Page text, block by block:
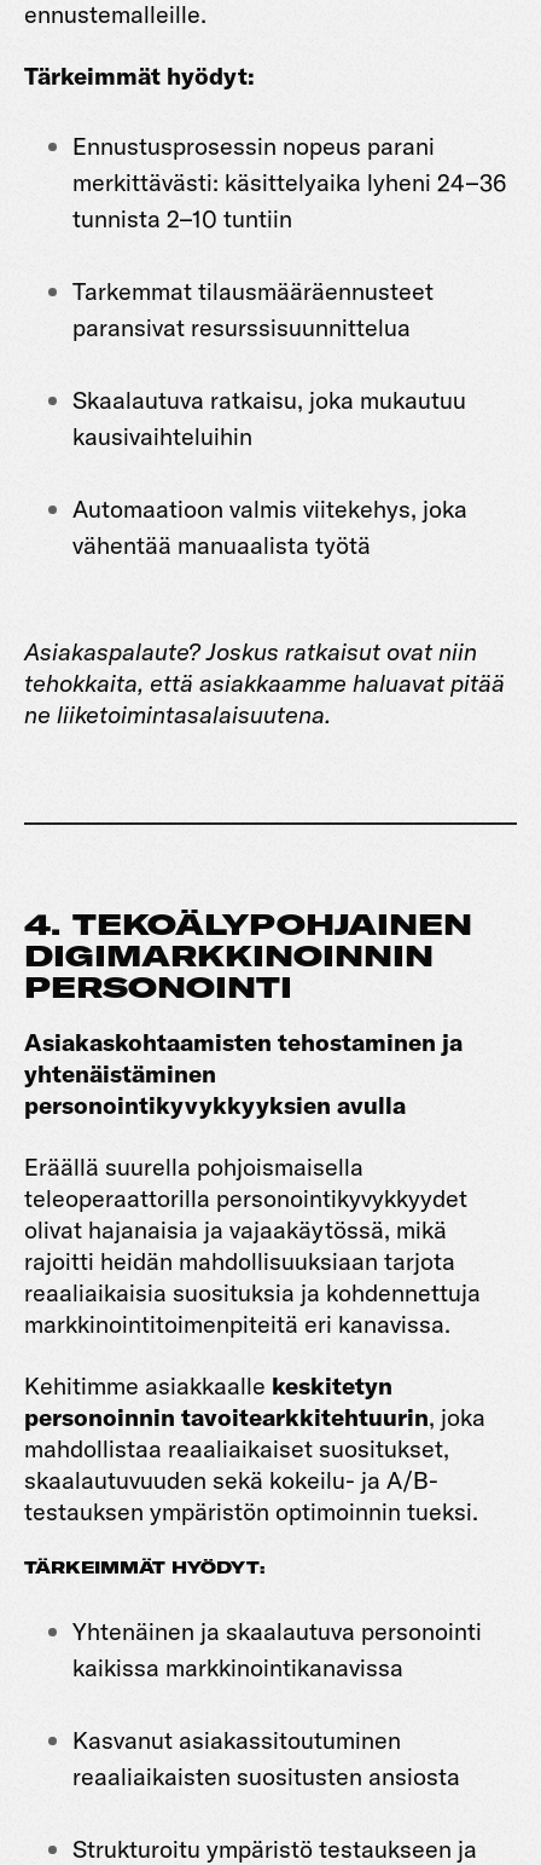
ennustemalleille.
Tärkeimmät hyödyt:
Ennustusprosessin nopeus parani
merkittävästi: käsittelyaika lyheni 24–36
tunnista 2–10 tuntiin
Tarkemmat tilausmääräennusteet
paransivat resurssisuunnittelua
Skaalautuva ratkaisu, joka mukautuu
kausivaihteluihin
Automaatioon valmis viitekehys, joka
vähentää manuaalista työtä
Asiakaspalaute?Joskus ratkaisut ovat niin
tehokkaita, että asiakkaamme haluavat pitää
ne liiketoimintasalaisuutena.
4. TEKOÄLYPOHJAINEN
DIGIMARKKINOINNIN
PERSONOINTI
Asiakaskohtaamisten tehostaminen ja
yhtenäistäminen
personointikyvykkyyksien avulla
Eräällä suurella pohjoismaisella
teleoperaattorilla personointikyvykkyydet
olivat hajanaisia ja vajaakäytössä, mikä
rajoitti heidän mahdollisuuksiaan tarjota
reaaliaikaisia suosituksia ja kohdennettuja
markkinointitoimenpiteitä eri kanavissa.
Kehitimme asiakkaalle keskitetyn
personoinnin tavoitearkkitehtuurin, joka
mahdollistaa reaaliaikaiset suositukset,
skaalautuvuuden sekä kokeilu- ja A/B-
testauksen ympäristön optimoinnin tueksi.
TÄRKEIMMÄT HYÖDYT:
Yhtenäinen ja skaalautuva personointi
kaikissa markkinointikanavissa
Kasvanut asiakas­sitoutuminen
reaaliaikaisten suositusten ansiosta
Strukturoitu ympäristö testaukseen ja